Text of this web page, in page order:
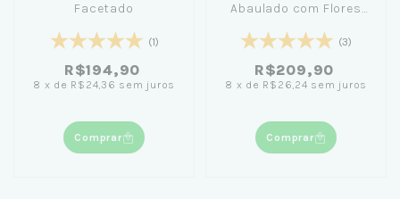
Facetado
(1)
R$194,90
8 x de R$24,36 sem juros
Comprar
Abaulado com Flores
(3)
R$209,90
8 x de R$26,24 sem juros
Comprar